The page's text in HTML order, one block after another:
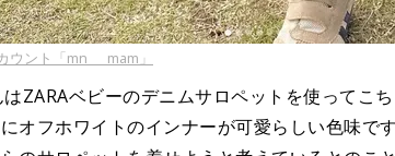
ント「mn___mam」
ZARAベビーのデニムサロペットを使ってこ
オフホワイトのインナーが可愛らしい色味で